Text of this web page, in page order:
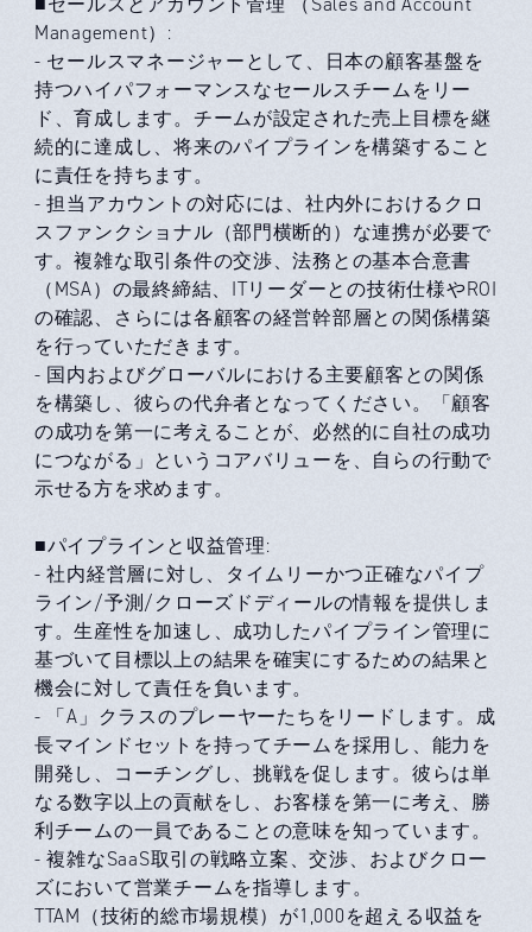
■セールスとアカウント管理 （Sales and Account
Management）:
- セールスマネージャーとして、日本の顧客基盤を
持つハイパフォーマンスなセールスチームをリー
ド、育成します。チームが設定された売上目標を継
続的に達成し、将来のパイプラインを構築すること
に責任を持ちます。
- 担当アカウントの対応には、社内外におけるクロ
スファンクショナル（部門横断的）な連携が必要で
す。複雑な取引条件の交渉、法務との基本合意書
（MSA）の最終締結、ITリーダーとの技術仕様やROI
の確認、さらには各顧客の経営幹部層との関係構築
を行っていただきます。
- 国内およびグローバルにおける主要顧客との関係
を構築し、彼らの代弁者となってください。「顧客
の成功を第一に考えることが、必然的に自社の成功
につながる」というコアバリューを、自らの行動で
示せる方を求めます。
■パイプラインと収益管理:
- 社内経営層に対し、タイムリーかつ正確なパイプ
ライン/予測/クローズドディールの情報を提供しま
す。生産性を加速し、成功したパイプライン管理に
基づいて目標以上の結果を確実にするための結果と
機会に対して責任を負います。
- 「A」クラスのプレーヤーたちをリードします。成
長マインドセットを持ってチームを採用し、能力を
開発し、コーチングし、挑戦を促します。彼らは単
なる数字以上の貢献をし、お客様を第一に考え、勝
利チームの一員であることの意味を知っています。
- 複雑なSaaS取引の戦略立案、交渉、およびクロー
ズにおいて営業チームを指導します。
TTAM（技術的総市場規模）が1,000を超える収益を